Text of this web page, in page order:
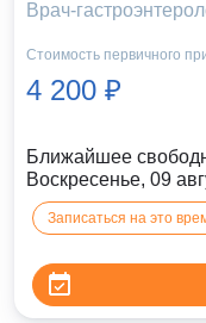
Врач-
Стоимость первичного
4 200 ₽
Ближайшее
Воскресенье, 09
Записаться на это